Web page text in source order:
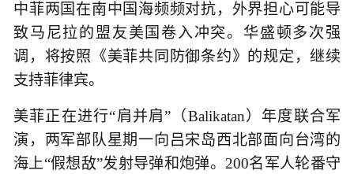
中菲两国在南中国海频频对抗，外界担心可能导
致马尼拉的盟友美国卷入冲突。华盛顿多次强
调，将按照《美菲共同防御条约》的规定，继续
支持菲律宾。
美菲正在进行“肩并肩”（Balikatan）年度联合军
演，两军部队星期一向吕宋岛西北部面向台湾的
海上“假想敌”发射导弹和炮弹。200名军人轮番守